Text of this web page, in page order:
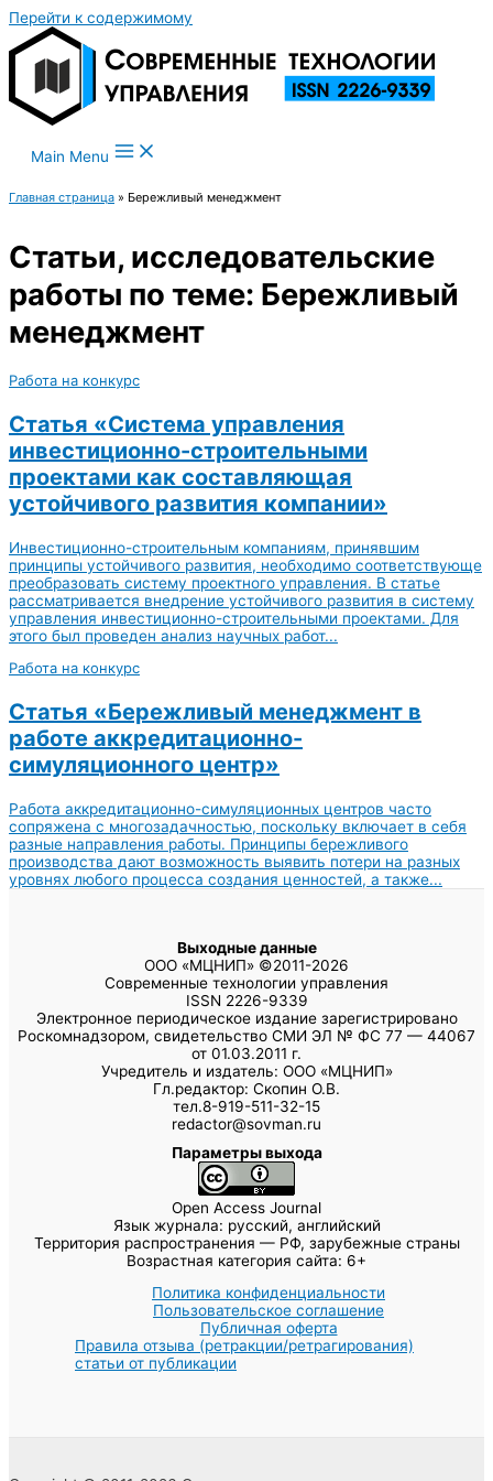
Перейти к содержимому
Main Menu
Главная страница » Бережливый менеджмент
Статьи, исследовательские
работы по теме: Бережливый
менеджмент
Работа на конкурс
Статья «Система управления
инвестиционно-строительными
проектами как составляющая
устойчивого развития компании»
Инвестиционно-строительным компаниям, принявшим
принципы устойчивого развития, необходимо соответствующе
преобразовать систему проектного управления. В статье
рассматривается внедрение устойчивого развития в систему
управления инвестиционно-строительными проектами. Для
этого был проведен анализ научных работ...
Работа на конкурс
Статья «Бережливый менеджмент в
работе аккредитационно-
симуляционного центр»
Работа аккредитационно-симуляционных центров часто
сопряжена с многозадачностью, поскольку включает в себя
разные направления работы. Принципы бережливого
производства дают возможность выявить потери на разных
уровнях любого процесса создания ценностей, а также...
Выходные данные
ООО «МЦНИП» ©2011-2026
Современные технологии управления
ISSN 2226-9339
Электронное периодическое издание зарегистрировано
Роскомнадзором, свидетельство СМИ ЭЛ № ФС 77 — 44067
от 01.03.2011 г.
Учредитель и издатель: ООО «МЦНИП»
Гл.редактор: Скопин О.В.
тел.8-919-511-32-15
redactor@sovman.ru
Параметры выхода
Open Access Journal
Язык журнала: русский, английский
Территория распространения — РФ, зарубежные страны
Возрастная категория сайта: 6+
Политика конфиденциальности
Пользовательское соглашение
Публичная оферта
Правила отзыва (ретракции/ретрагирования)
статьи от публикации